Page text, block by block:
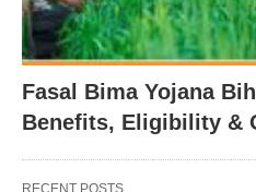
Fasal Bima Yojana
Benefits, Eligibility &